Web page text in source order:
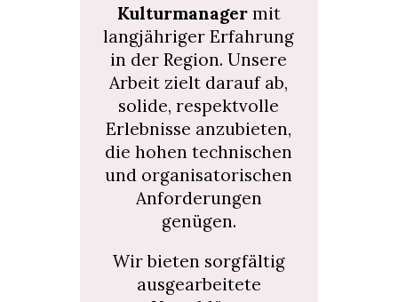
Kulturmanagermit
langjähriger Erfahrung
in der Region. Unsere
Arbeit zielt darauf ab,
solide, respektvolle
Erlebnisse anzubieten,
die hohen technischen
und organisatorischen
Anforderungen
genügen.
Wir bieten sorgfältig
ausgearbeitete